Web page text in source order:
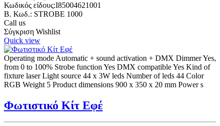
Κωδικός είδους:I85004621001
B. Κωδ.: STROBE 1000
Call us
Σύγκριση Wishlist
Quick view
Operating mode Automatic + sound activation + DMX Dimmer Yes,
from 0 to 100% Strobe function Yes DMX compatible Yes Kind of
fixture laser Light source 44 x 3W leds Number of leds 44 Color
RGB Weight 5 Product dimensions 900 x 350 x 20 mm Power s
Φωτιστικό Κίτ Εφέ